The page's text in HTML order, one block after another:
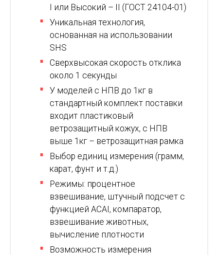
I или Высокий – II (ГОСТ 24104-01)
Уникальная технология,
основанная на использовании
SHS
Сверхвысокая скорость отклика
около 1 секунды
У моделей с НПВ до 1кг в
стандартный комплект поставки
входит пластиковый
ветрозащитный кожух, с НПВ
выше 1кг – ветрозащитная рамка
Выбор единиц измерения (грамм,
карат, фунт и т.д.)
Режимы: процентное
взвешивание, штучный подсчет с
функцией ACAI, компаратор,
взвешивание животных,
вычисление плотности
Возможность измерения